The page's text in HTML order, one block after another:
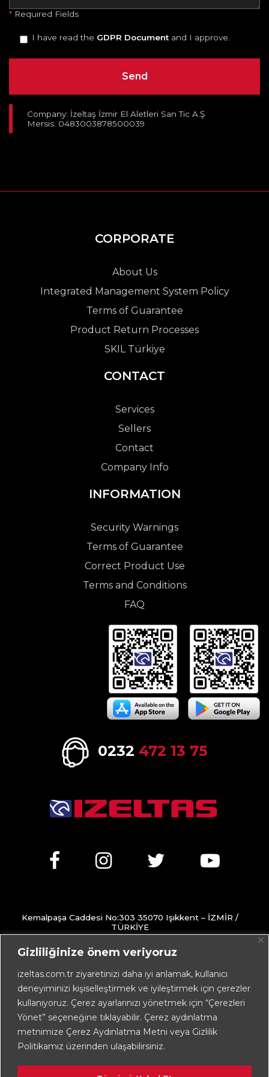
Gizliliğinize önem veriyoruz
izeltas.com.tr ziyaretinizi daha iyi anlamak, kullanıcı
deneyiminizi kişiselleştirmek ve iyileştirmek için çerezler
kullanıyoruz. Çerez ayarlarınızı yönetmek için “Çerezleri
Yönet” seçeneğine tıklayabilir. Çerez aydınlatma
metnimize Çerez Aydınlatma Metni veya Gizlilik
Politikamız üzerinden ulaşabilirsiniz.
* Required Fields
I have read the GDPR Document and I approve.
Company: İzeltaş İzmir El Aletleri San Tic A.Ş
Mersis: 0483003878500039
CORPORATE
About Us
Integrated Management System Policy
Terms of Guarantee
Product Return Processes
SKIL Türkiye
CONTACT
Services
Sellers
Contact
Company Info
INFORMATION
Security Warnings
Terms of Guarantee
Correct Product Use
Terms and Conditions
FAQ
0232 472 13 75
Kemalpaşa Caddesi No:303 35070 Işıkkent – İZMİR /
TÜRKİYE
+90 232 472 13 75 (pbx)
+90 232 472 13 78
info@izeltas.com.tr